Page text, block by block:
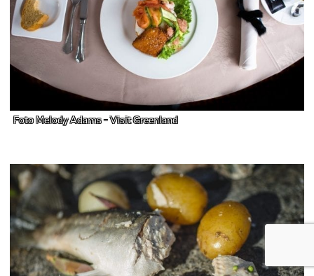
Foto Melody Adams - Visit Greenland